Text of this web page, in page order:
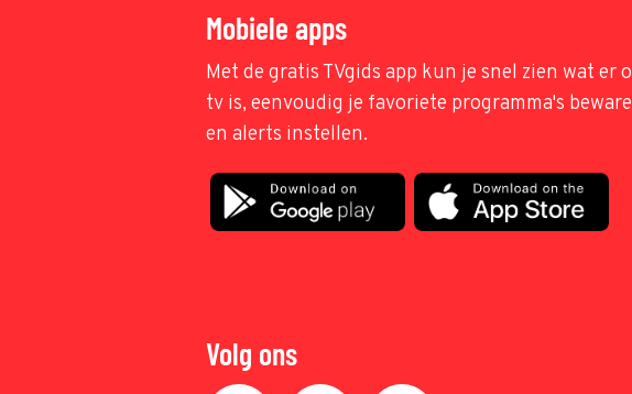
Mobiele apps
Met de gratis TVgids app kun je snel zien wat er
tv is, eenvoudig je favoriete programma's
en alerts instellen.
Volg ons